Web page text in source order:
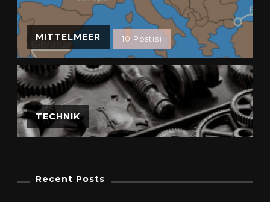
MITTELMEER 10 Post(s)
TECHNIK
Recent Posts